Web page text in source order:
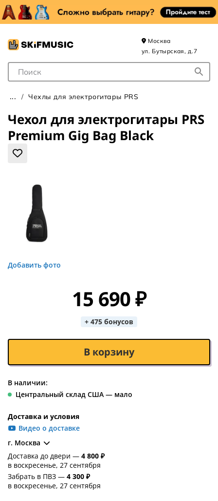
Поле для Поиска
Москва
ул. Бутырская, д.7
Чехлы для электрогитары PRS
Чехол для электрогитары PRS
Premium Gig Bag Black
Добавить фото
15 690 ₽
+ 475 бонусов
В корзину
В наличии:
Центральный склад США — мало
Доставка и условия
Видео о доставке
г. Москва
Доставка до двери — 4 800 ₽
в воскресенье, 27 сентября
Забрать в ПВЗ — 4 300 ₽
в воскресенье, 27 сентября